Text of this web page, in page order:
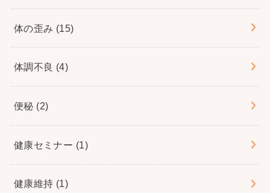
体の歪み (15)
体調不良 (4)
便秘 (2)
健康セミナー (1)
健康維持 (1)